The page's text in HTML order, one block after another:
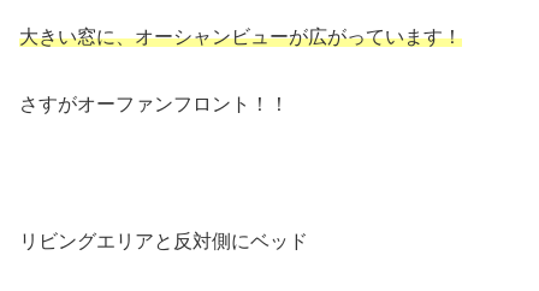
大きい窓に、オーシャンビューが広がっています！
さすがオーファンフロント！！
リビングエリアと反対側にベッド